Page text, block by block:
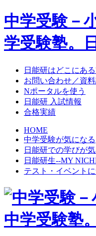
中学受験－
学受験塾。
日能研はどこにあ
お問い合わせ／資
Nポータルを使う
日能研 入試情報
合格実績
HOME
中学受験が気になる
日能研での学びが
日能研生--MY
テスト・イベント